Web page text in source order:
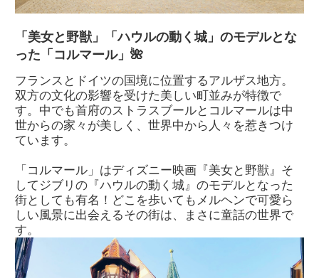
「美女と野獣」「ハウルの動く城」のモデルとな
った「コルマール」🌺
フランスとドイツの国境に位置するアルザス地方。
双方の文化の影響を受けた美しい町並みが特徴で
す。中でも首府のストラスブールとコルマールは中
世からの家々が美しく、世界中から人々を惹きつけ
ています。
「コルマール」はディズニー映画『美女と野獣』そ
してジブリの『ハウルの動く城』のモデルとなった
街としても有名！どこを歩いてもメルヘンで可愛ら
しい風景に出会えるその街は、まさに童話の世界で
す。